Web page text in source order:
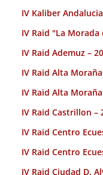
IV Kaliber
IV Raid "La Morada
IV Raid Ademuz –
IV Raid Alta
IV Raid Alta
IV Raid Castrillon –
IV Raid Centro
IV Raid Centro
IV Raid Ciudad D.